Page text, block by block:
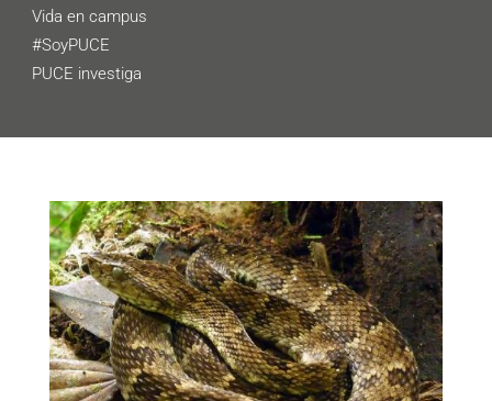
Vida en campus
#SoyPUCE
PUCE investiga